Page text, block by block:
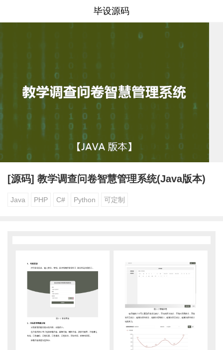
毕设源码
[源码] 教学调查问卷智慧管理系统(Java版本)
Java PHP C# Python 可定制